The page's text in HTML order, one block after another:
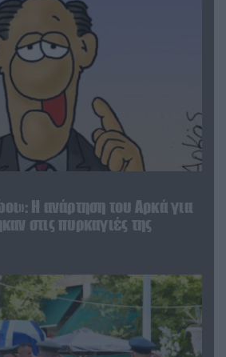
Η ανάρτηση του Αρκά για
στις πυρκαγιές της